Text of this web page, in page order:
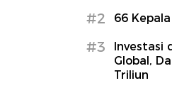
#2 66
#3
Investasi
Global,
Triliun